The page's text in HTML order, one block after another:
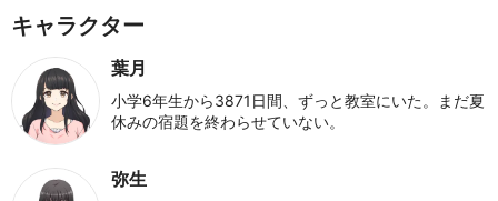
キャラクター
葉月
小学6年生から3871日間、ずっと教室にいた。まだ夏
休みの宿題を終わらせていない。
弥生